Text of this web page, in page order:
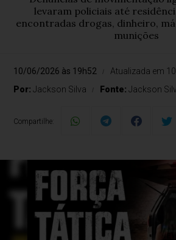
levaram policiais até
encontradas drogas, dinheiro,
munições
10/06/2026 às 19h52
Atualizada em
Por:Jackson Silva Fonte:Jackson
Compartilhe: